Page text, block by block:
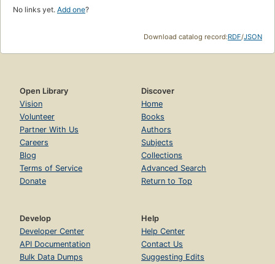
No links yet. Add one?
Download catalog record:RDF/JSON
Open Library
Vision
Volunteer
Partner With Us
Careers
Blog
Terms of Service
Donate
Discover
Home
Books
Authors
Subjects
Collections
Advanced Search
Return to Top
Develop
Developer Center
API Documentation
Bulk Data Dumps
Help
Help Center
Contact Us
Suggesting Edits